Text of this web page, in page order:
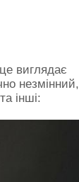
виглядає
незмінний,
інші: